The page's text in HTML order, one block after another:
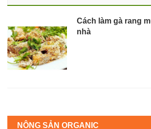
Cách làm gà rang
nhà
NÔNG SẢN ORGANIC